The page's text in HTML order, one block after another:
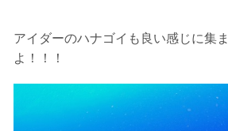
アイダーのハナゴイも良い感じに集
よ！！！
6.参加条件
ツアー中に、スノーケリングやスキ
た場合には、参加をお断りする場合
ダイビングの経験が浅い方について
案内となる場合があります。その際